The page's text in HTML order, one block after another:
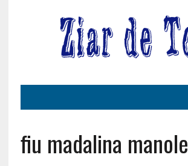
fiu madalina manole